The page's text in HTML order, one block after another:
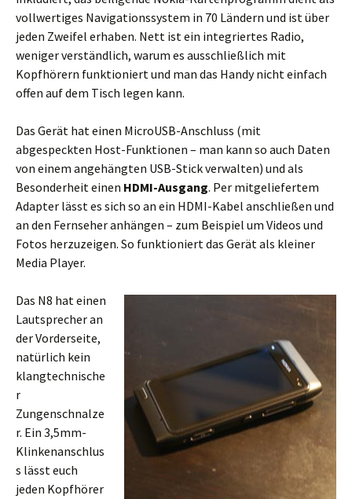
vollwertiges Navigationssystem in 70 Ländern und ist über
jeden Zweifel erhaben. Nett ist ein integriertes Radio,
weniger verständlich, warum es ausschließlich mit
Kopfhörern funktioniert und man das Handy nicht einfach
offen auf dem Tisch legen kann.
Das Gerät hat einen MicroUSB-Anschluss (mit
abgespeckten Host-Funktionen – man kann so auch Daten
von einem angehängten USB-Stick verwalten) und als
Besonderheit einen HDMI-Ausgang. Per mitgeliefertem
Adapter lässt es sich so an ein HDMI-Kabel anschließen und
an den Fernseher anhängen – zum Beispiel um Videos und
Fotos herzuzeigen. So funktioniert das Gerät als kleiner
Media Player.
Das N8 hat einen
Lautsprecher an
der Vorderseite,
natürlich kein
klangtechnische
r
Zungenschnalze
r. Ein 3,5mm-
Klinkenanschlus
s lässt euch
jeden Kopfhörer